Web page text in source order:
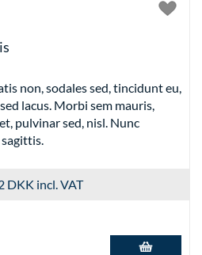
non, sodales sed, tincidunt eu,
lacus. Morbi sem mauris,
pulvinar sed, nisl. Nunc
sagittis.
DKK incl. VAT